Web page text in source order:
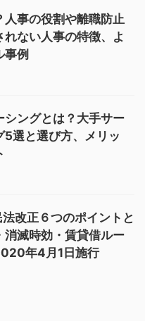
人事の役割や離職防止
ない人事の特徴、よ
事例
シングとは？大手サー
5選と選び方、メリッ
改正６つのポイントと
消滅時効・賃貸借ルー
年4月1日施行